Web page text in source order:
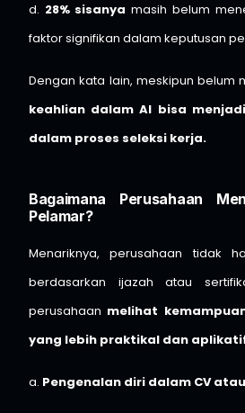
d. 28% sisanya masih belum
faktor signifikan dalam keputusan
Dengan kata lain, meskipun belum
keahlian dalam AI bisa
dalam proses seleksi kerja.
Bagaimana Perusahaan
Pelamar?
Menariknya, perusahaan tidak
berdasarkan ijazah atau
perusahaan melihat
yang lebih praktikal dan
a. Pengenalan diri dalam CV